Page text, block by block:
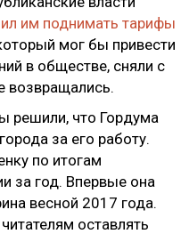
им поднимать тарифы
мог бы привести
в обществе, сняли с
возвращались.
решили, что Гордума
за его работу.
по итогам
за год. Впервые она
весной 2017 года.
оставлять